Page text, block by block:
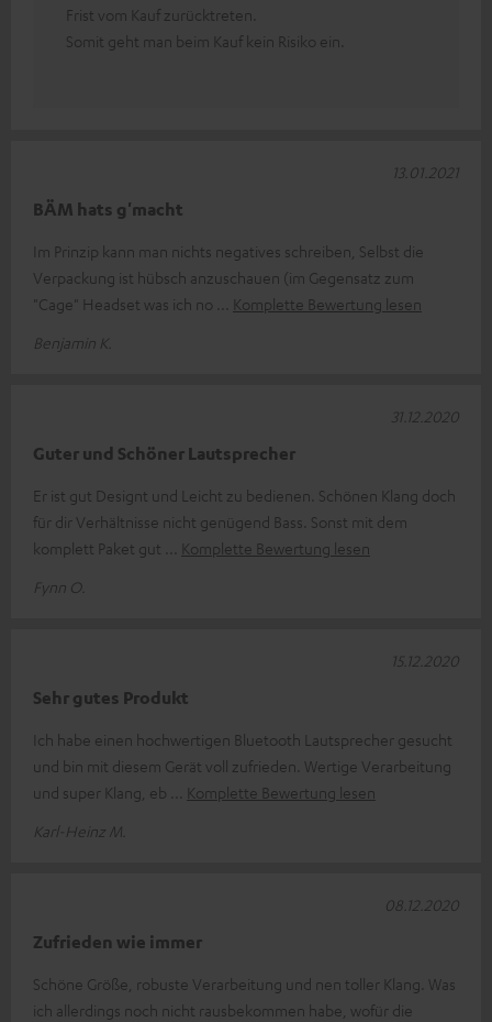
Frist vom Kauf zurücktreten.
Somit geht man beim Kauf kein Risiko ein.
BÄM hats g'macht
Im Prinzip kann man nichts negatives schreiben, Selbst die
Verpackung ist hübsch anzuschauen (im Gegensatz zum
"Cage" Headset was ich no
Komplette Bewertung lesen
Benjamin K.
13.01.2021
Guter und Schöner Lautsprecher
Er ist gut Designt und Leicht zu bedienen. Schönen Klang doch
für dir Verhältnisse nicht genügend Bass. Sonst mit dem
komplett Paket gut
Komplette Bewertung lesen
Fynn O.
31.12.2020
Sehr gutes Produkt
Ich habe einen hochwertigen Bluetooth Lautsprecher gesucht
und bin mit diesem Gerät voll zufrieden. Wertige Verarbeitung
und super Klang, eb
Komplette Bewertung lesen
Karl-Heinz M.
15.12.2020
Zufrieden wie immer
Schöne Größe, robuste Verarbeitung und nen toller Klang. Was
ich allerdings noch nicht rausbekommen habe, wofür die
08.12.2020